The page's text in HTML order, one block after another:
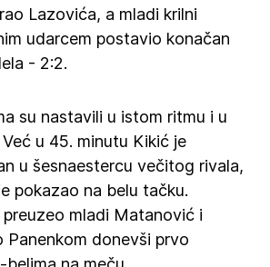
Lazovića, a mladi krilni
udarcem postavio konačan
- 2:2.
su nastavili u istom ritmu i u
u 45. minutu Kikić je
u šesnaestercu večitog rivala,
pokazao na belu tačku.
mladi Matanović i
Panenkom donevši prvo